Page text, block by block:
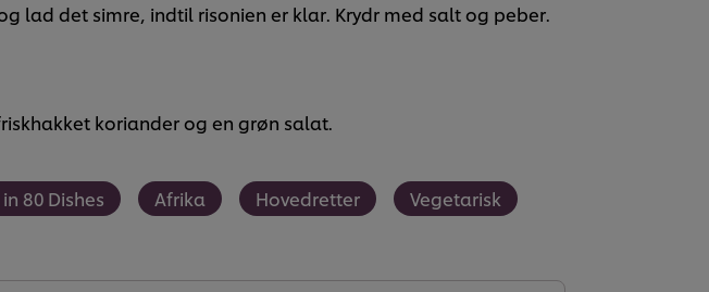
lad det simre, indtil risonien er klar. Krydr med salt og peber.
koriander og en grøn salat.
80 Dishes Afrika Hovedretter Vegetarisk